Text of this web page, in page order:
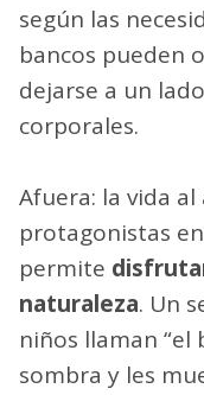
según las
bancos pueden
dejarse a un
corporales.
Afuera: la vida
protagonistas
permite
naturaleza. Un
niños llaman “el
sombra y les